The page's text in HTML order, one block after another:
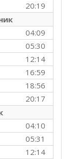
20:19
04:09
05:30
12:14
16:59
18:56
20:17
04:10
05:31
12:14